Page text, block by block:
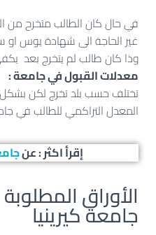
في حال كان الطالب متخرح من
غير الحاجة الى شهادة يوس او
وذا كان طالب لم يتخرج بعد
معدلات القبول في جامعة :
تختلف حسب بلد تخرج لكن
المعدل التراكمي للطالب في
إقرأ اكثر : عن
الأوراق
جامعة كيرينيا